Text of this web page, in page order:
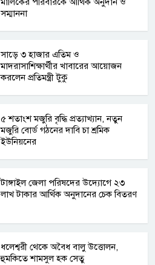
সম্মাননা
সাড়ে ৩ হাজার এতিম ও
মাদরাসাশিক্ষার্থীর খাবারের আয়োজন
করলেন প্রতিমন্ত্রী টুকু
৫ শতাংশ মজুরি বৃদ্ধি প্রত্যাখ্যান, নতুন
মজুরি বোর্ড গঠনের দাবি চা শ্রমিক
ইউনিয়নের
টাঙ্গাইল জেলা পরিষদের উদ্যোগে ২৩
লাখ টাকার আর্থিক অনুদানের চেক বিতরণ
ধলেশ্বরী থেকে অবৈধ বালু উত্তোলন,
হুমকিতে শামসুল হক সেতু